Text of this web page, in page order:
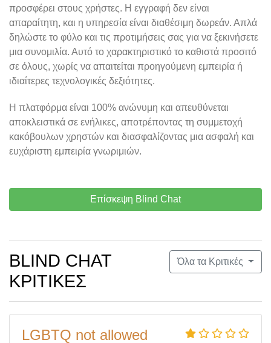
προσφέρει στους χρήστες. Η εγγραφή δεν είναι
απαραίτητη, και η υπηρεσία είναι διαθέσιμη δωρεάν. Απλά
δηλώστε το φύλο και τις προτιμήσεις σας για να ξεκινήσετε
μια συνομιλία. Αυτό το χαρακτηριστικό το καθιστά προσιτό
σε όλους, χωρίς να απαιτείται προηγούμενη εμπειρία ή
ιδιαίτερες τεχνολογικές δεξιότητες.
Η πλατφόρμα είναι 100% ανώνυμη και απευθύνεται
αποκλειστικά σε ενήλικες, αποτρέποντας τη συμμετοχή
κακόβουλων χρηστών και διασφαλίζοντας μια ασφαλή και
ευχάριστη εμπειρία γνωριμιών.
Επίσκεψη Blind Chat
Όλα τα Κριτικές
BLIND CHAT
ΚΡΙΤΙΚΈΣ
LGBTQ not allowed